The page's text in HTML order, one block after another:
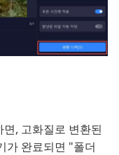
, 고화질로 변환된
가 완료되면 "폴더